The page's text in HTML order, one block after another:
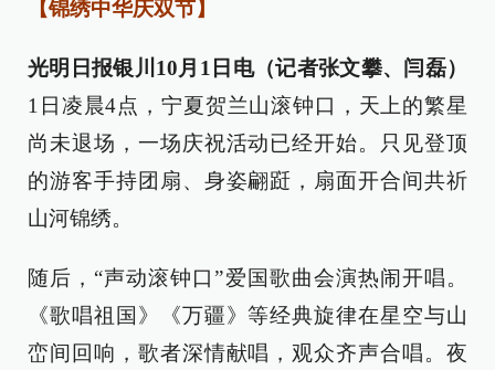
【锦绣中华庆双节】
光明日报银川10月1日电（记者张文攀、闫磊）
1日凌晨4点，宁夏贺兰山滚钟口，天上的繁星
尚未退场，一场庆祝活动已经开始。只见登顶
的游客手持团扇、身姿翩跹，扇面开合间共祈
山河锦绣。
随后，“声动滚钟口”爱国歌曲会演热闹开唱。
《歌唱祖国》《万疆》等经典旋律在星空与山
峦间回响，歌者深情献唱，观众齐声合唱。夜